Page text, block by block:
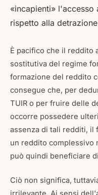
«incapienti»
rispetto alla
È pacifico che il reddito
sostitutiva del regime
formazione del reddito
consegue che, per
TUIR o per fruire delle
occorre possedere
assenza di tali redditi, il
un reddito complessivo
può quindi beneficiare
Ciò non significa,